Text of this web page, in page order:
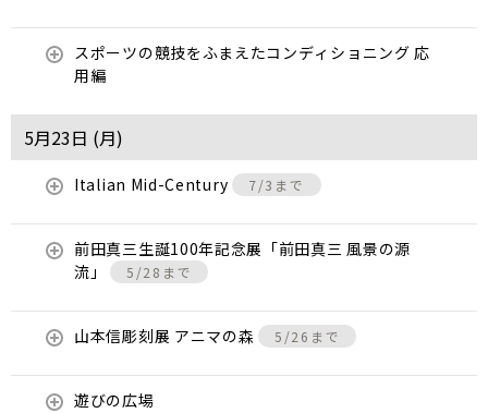
スポーツの競技をふまえたコンディショニング 応
用編
5月23日 (月)
Italian Mid-Century 7/3まで
前田真三生誕100年記念展「前田真三 風景の源
流」
5/28まで
山本信彫刻展 アニマの森 5/26まで
遊びの広場